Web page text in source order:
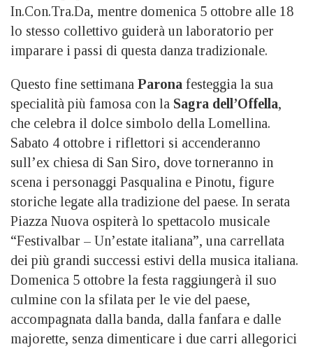
In.Con.Tra.Da, mentre domenica 5 ottobre alle 18
lo stesso collettivo guiderà un laboratorio per
imparare i passi di questa danza tradizionale.
Questo fine settimana Parona festeggia la sua
specialità più famosa con la Sagra dell’Offella,
che celebra il dolce simbolo della Lomellina.
Sabato 4 ottobre i riflettori si accenderanno
sull’ex chiesa di San Siro, dove torneranno in
scena i personaggi Pasqualina e Pinotu, figure
storiche legate alla tradizione del paese. In serata
Piazza Nuova ospiterà lo spettacolo musicale
“Festivalbar – Un’estate italiana”, una carrellata
dei più grandi successi estivi della musica italiana.
Domenica 5 ottobre la festa raggiungerà il suo
culmine con la sfilata per le vie del paese,
accompagnata dalla banda, dalla fanfara e dalle
majorette, senza dimenticare i due carri allegorici